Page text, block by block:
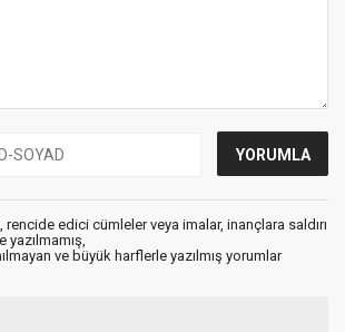
rencide edici cümleler veya imalar, inançlara saldırı
yazılmamış,
ve büyük harflerle yazılmış yorumlar